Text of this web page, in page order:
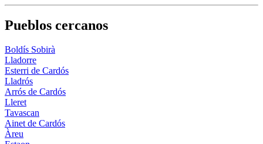
Pueblos cercanos
Boldís Sobirà
Lladorre
Esterri de Cardós
Lladrós
Arrós de Cardós
Lleret
Tavascan
Ainet de Cardós
Àreu